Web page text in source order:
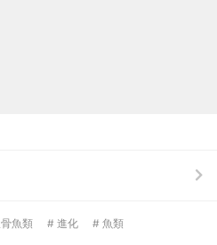
魚類 # 進化 # 魚類